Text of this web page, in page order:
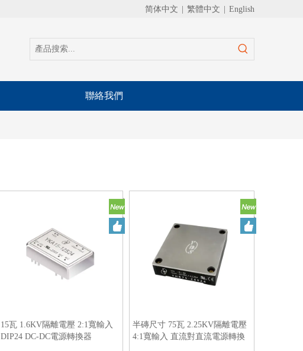
简体中文 繁體中文 English
聯絡我們
15瓦 1.6KV隔離電壓 2:1寬輸入
DIP24 DC-DC電源轉換器
半磚尺寸 75瓦 2.25KV隔離電壓
4:1寬輸入 直流對直流電源轉換